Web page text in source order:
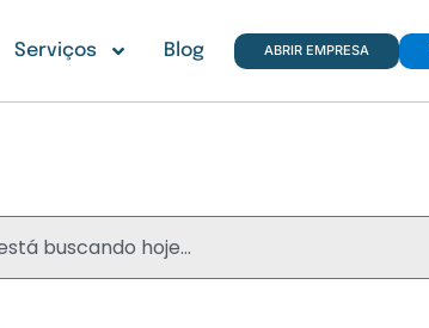
Serviços Blog ABRIR EMPRESA